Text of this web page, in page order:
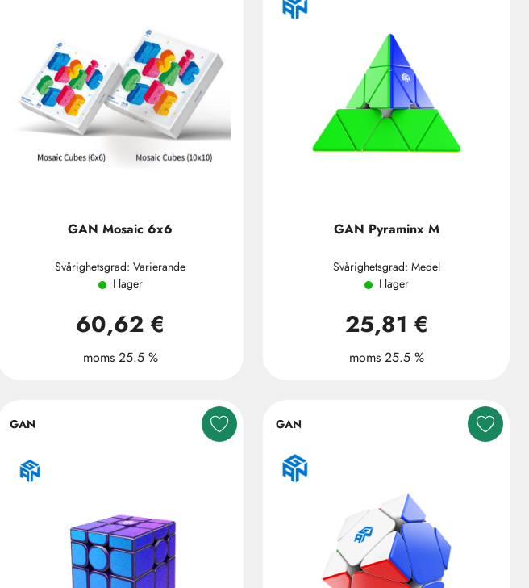
GAN Mosaic 6x6
Svårighetsgrad: Varierande
I lager
60,62 €
moms 25.5 %
GAN Pyraminx M
Svårighetsgrad: Medel
I lager
25,81 €
moms 25.5 %
GAN GAN